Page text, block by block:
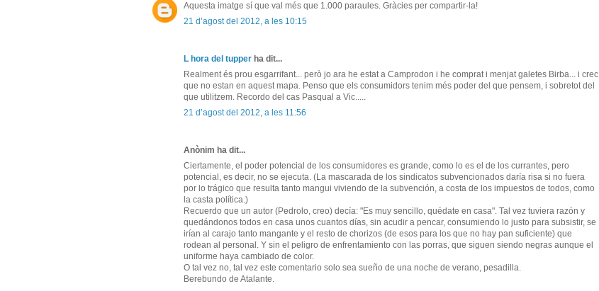
Aquesta imatge sí que val més que 1.000 paraules. Gràcies per compartir-la!
21 d’agost del 2012, a les 10:15
L hora del tupper ha dit...
Realment és prou esgarrifant... però jo ara he estat a Camprodon i he comprat i menjat galetes Birba... i crec
que no estan en aquest mapa. Penso que els consumidors tenim més poder del que pensem, i sobretot del
que utilitzem. Recordo del cas Pasqual a Vic.....
21 d’agost del 2012, a les 11:56
Anònim ha dit...
Ciertamente, el poder potencial de los consumidores es grande, como lo es el de los currantes, pero
potencial, es decir, no se ejecuta. (La mascarada de los sindicatos subvencionados daría risa si no fuera
por lo trágico que resulta tanto mangui viviendo de la subvención, a costa de los impuestos de todos, como
la casta política.)
Recuerdo que un autor (Pedrolo, creo) decía: "Es muy sencillo, quédate en casa". Tal vez tuviera razón y
quedándonos todos en casa unos cuantos días, sin acudir a pencar, consumiendo lo justo para subsistir, se
irían al carajo tanto mangante y el resto de chorizos (de esos para los que no hay pan suficiente) que
rodean al personal. Y sin el peligro de enfrentamiento con las porras, que siguen siendo negras aunque el
uniforme haya cambiado de color.
O tal vez no, tal vez este comentario solo sea sueño de una noche de verano, pesadilla.
Berebundo de Atalante.